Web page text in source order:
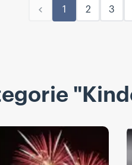
1 2 3